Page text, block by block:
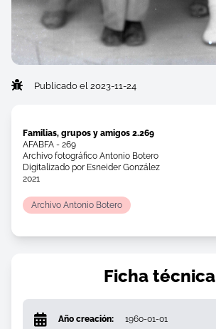
Publicado el 2023-11-24
Familias, grupos y amigos 2.269
AFABFA - 269
Archivo fotográfico Antonio Botero
Digitalizado por Esneider González
2021
Archivo Antonio Botero
Ficha técnica
Año creación: 1960-01-01